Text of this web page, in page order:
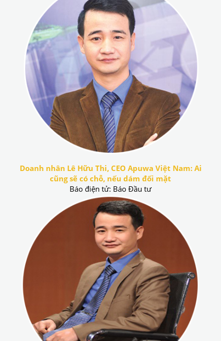
Doanh nhân Lê Hữu Thi, CEO Apuwa Việt Nam: Ai
cũng sẽ có chỗ, nếu dám đối mặt
Báo điện tử: Báo Đầu tư